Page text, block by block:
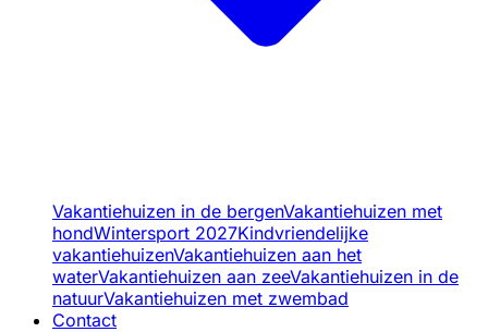
Vakantiehuizen in de bergenVakantiehuizen met
hondWintersport 2027Kindvriendelijke
vakantiehuizenVakantiehuizen aan het
waterVakantiehuizen aan zeeVakantiehuizen in de
natuurVakantiehuizen met zwembad
Contact